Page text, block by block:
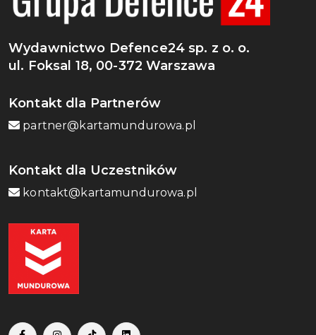
Wydawnictwo Defence24 sp. z o. o.
ul. Foksal 18, 00-372 Warszawa
Kontakt dla Partnerów
partner@kartamundurowa.pl
Kontakt dla Uczestników
kontakt@kartamundurowa.pl